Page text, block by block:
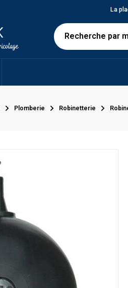
La
Plomberie Robinetterie